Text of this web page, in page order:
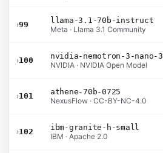
›99
llama-3.1-70b-instruct
Meta · Llama 3.1 Community
›100
NVIDIA · NVIDIA Open Model
›101
athene-70b-0725
NexusFlow · CC-BY-NC-4.0
›102
ibm-granite-h-small
IBM · Apache 2.0